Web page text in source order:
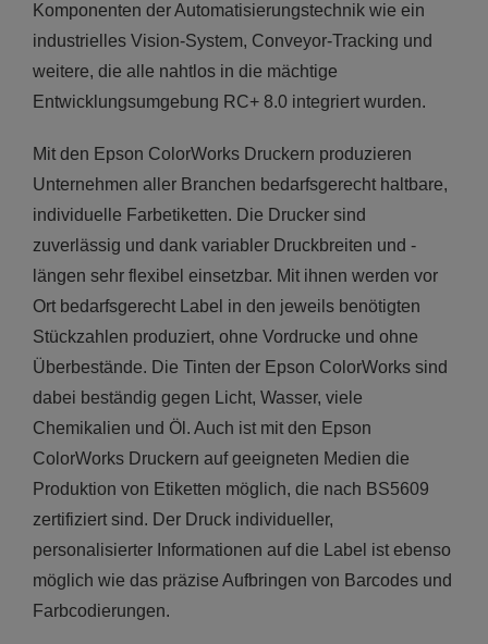
Komponenten der Automatisierungstechnik wie ein
industrielles Vision-System, Conveyor-Tracking und
weitere, die alle nahtlos in die mächtige
Entwicklungsumgebung RC+ 8.0 integriert wurden.
Mit den Epson ColorWorks Druckern produzieren
Unternehmen aller Branchen bedarfsgerecht haltbare,
individuelle Farbetiketten. Die Drucker sind
zuverlässig und dank variabler Druckbreiten und -
längen sehr flexibel einsetzbar. Mit ihnen werden vor
Ort bedarfsgerecht Label in den jeweils benötigten
Stückzahlen produziert, ohne Vordrucke und ohne
Überbestände. Die Tinten der Epson ColorWorks sind
dabei beständig gegen Licht, Wasser, viele
Chemikalien und Öl. Auch ist mit den Epson
ColorWorks Druckern auf geeigneten Medien die
Produktion von Etiketten möglich, die nach BS5609
zertifiziert sind. Der Druck individueller,
personalisierter Informationen auf die Label ist ebenso
möglich wie das präzise Aufbringen von Barcodes und
Farbcodierungen.